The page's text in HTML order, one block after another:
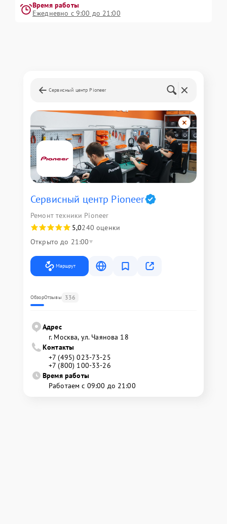
Время работы
Ежедневно с 9:00 до 21:00
Сервисный центр Pioneer
Сервисный центр Pioneer
Ремонт техники Pioneer
5,0240 оценки
Открыто до 21:00
Маршрут
ОбзорОтзывы 336
Адрес
г. Москва, ул. Чаянова 18
Контакты
+7 (495) 023-73-25
+7 (800) 100-33-26
Время работы
Работаем с 09:00 до 21:00